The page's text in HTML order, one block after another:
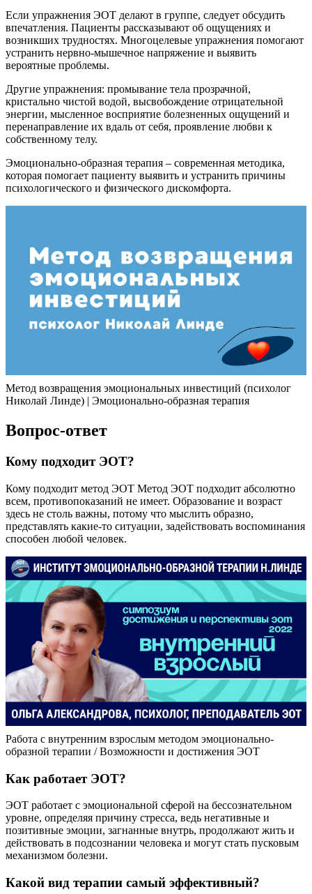
Если упражнения ЭОТ делают в группе, следует обсудить
впечатления. Пациенты рассказывают об ощущениях и
возникших трудностях. Многоцелевые упражнения помогают
устранить нервно-мышечное напряжение и выявить
вероятные проблемы.
Другие упражнения: промывание тела прозрачной,
кристально чистой водой, высвобождение отрицательной
энергии, мысленное восприятие болезненных ощущений и
перенаправление их вдаль от себя, проявление любви к
собственному телу.
Эмоционально-образная терапия – современная методика,
которая помогает пациенту выявить и устранить причины
психологического и физического дискомфорта.
Метод возвращения эмоциональных инвестиций (психолог
Николай Линде) | Эмоционально-образная терапия
Вопрос-ответ
Кому подходит ЭОТ?
Кому подходит метод ЭОТ Метод ЭОТ подходит абсолютно
всем, противопоказаний не имеет. Образование и возраст
здесь не столь важны, потому что мыслить образно,
представлять какие-то ситуации, задействовать воспоминания
способен любой человек.
Работа с внутренним взрослым методом эмоционально-
образной терапии / Возможности и достижения ЭОТ
Как работает ЭОТ?
ЭОТ работает с эмоциональной сферой на бессознательном
уровне, определяя причину стресса, ведь негативные и
позитивные эмоции, загнанные внутрь, продолжают жить и
действовать в подсознании человека и могут стать пусковым
механизмом болезни.
Какой вид терапии самый эффективный?